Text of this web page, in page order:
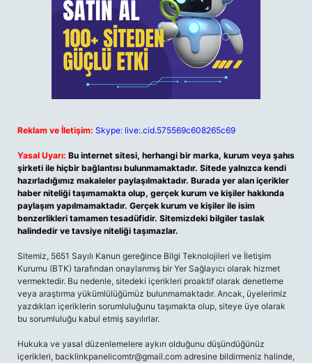
Reklam ve İletişim: Skype: live:.cid.575569c608265c69
Yasal Uyarı: Bu internet sitesi, herhangi bir marka, kurum veya şahıs
şirketi ile hiçbir bağlantısı bulunmamaktadır. Sitede yalnızca kendi
hazırladığımız makaleler paylaşılmaktadır. Burada yer alan içerikler
haber niteliği taşımamakta olup, gerçek kurum ve kişiler hakkında
paylaşım yapılmamaktadır. Gerçek kurum ve kişiler ile isim
benzerlikleri tamamen tesadüfidir. Sitemizdeki bilgiler taslak
halindedir ve tavsiye niteliği taşımazlar.
Sitemiz, 5651 Sayılı Kanun gereğince Bilgi Teknolojileri ve İletişim
Kurumu (BTK) tarafından onaylanmış bir Yer Sağlayıcı olarak hizmet
vermektedir. Bu nedenle, sitedeki içerikleri proaktif olarak denetleme
veya araştırma yükümlülüğümüz bulunmamaktadır. Ancak, üyelerimiz
yazdıkları içeriklerin sorumluluğunu taşımakta olup, siteye üye olarak
bu sorumluluğu kabul etmiş sayılırlar.
Hukuka ve yasal düzenlemelere aykırı olduğunu düşündüğünüz
içerikleri, backlinkpanelicomtr@gmail.com adresine bildirmeniz halinde,